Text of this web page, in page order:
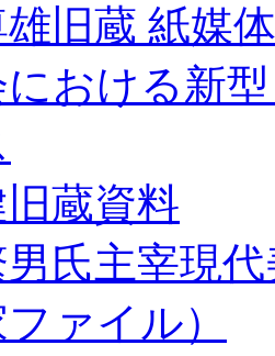
雄旧蔵 紙媒
における新
蔵資料
氏主宰現
ファイル）